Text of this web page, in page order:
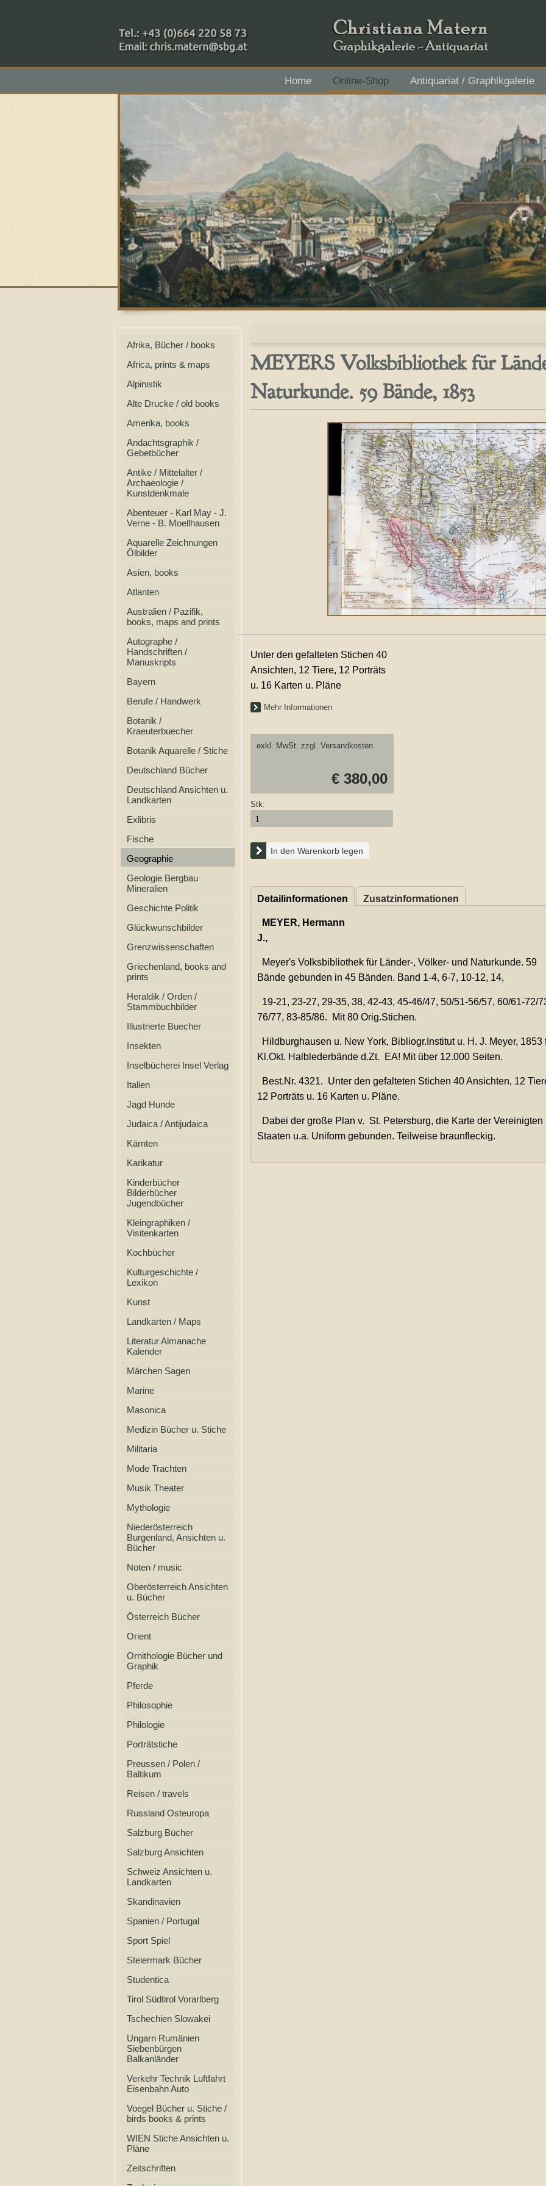
+43 (0)664 220 58 73
Home Online-Shop
Antiquariat / Graphikgalerie
Zahlungsmethoden: RAIBA - Flachgau Mitte - IBAN AT43 3501 5000 2611 3027, BIC
Afrika, Bücher / books
Africa, prints & maps
Alpinistik
Alte Drucke / old books
Amerika, books
Andachtsgraphik /
Gebetbücher
Antike / Mittelalter /
Archaeologie /
Kunstdenkmale
Abenteuer - Karl May - J.
Verne - B. Moellhausen
Aquarelle Zeichnungen
Ölbilder
Asien, books
Atlanten
Australien / Pazifik,
books, maps and prints
Autographe /
Handschriften /
Manuskripts
Bayern
Berufe / Handwerk
Botanik /
Kraeuterbuecher
Botanik Aquarelle / Stiche
Deutschland Bücher
Deutschland Ansichten u.
Landkarten
Exlibris
Fische
Geographie
Geologie Bergbau
Mineralien
Geschichte Politik
Glückwunschbilder
Grenzwissenschaften
Griechenland, books and
prints
Heraldik / Orden /
Stammbuchbilder
Illustrierte Buecher
Insekten
Inselbücherei Insel Verlag
Italien
Jagd Hunde
Judaica / Antijudaica
Kärnten
Karikatur
Kinderbücher
Bilderbücher
Jugendbücher
Kleingraphiken /
Visitenkarten
Kochbücher
Kulturgeschichte /
Lexikon
Kunst
Landkarten / Maps
Literatur Almanache
Kalender
Märchen Sagen
Marine
Masonica
Medizin Bücher u. Stiche
Militaria
Mode Trachten
Musik Theater
Mythologie
Niederösterreich
Burgenland, Ansichten u.
Bücher
Noten / music
Oberösterreich Ansichten
u. Bücher
Österreich Bücher
Orient
Ornithologie Bücher und
Graphik
Pferde
Philosophie
Philologie
Porträtstiche
Preussen / Polen /
Baltikum
Reisen / travels
Russland Osteuropa
Salzburg Bücher
Salzburg Ansichten
Schweiz Ansichten u.
Landkarten
Skandinavien
Spanien / Portugal
Sport Spiel
Steiermark Bücher
Studentica
Tirol Südtirol Vorarlberg
Tschechien Slowakei
Ungarn Rumänien
Siebenbürgen
Balkanländer
Verkehr Technik Luftfahrt
Eisenbahn Auto
Voegel Bücher u. Stiche /
birds books & prints
WIEN Stiche Ansichten u.
Pläne
Zeitschriften
MEYERS Volksbibliothek für
Naturkunde. 59 Bände, 1853
Unter den gefalteten Stichen 40
Ansichten, 12 Tiere, 12 Porträts
u. 16 Karten u. Pläne
Mehr Informationen
exkl. MwSt. zzgl. Versandkosten
€ 380,00
Stk:
In den Warenkorb legen
Detailinformationen Zusatzinformationen
MEYER, Hermann
J.,
Meyer's Volksbibliothek für Länder-, Völker- und Naturkunde. 59
Bände gebunden in 45 Bänden. Band 1-4, 6-7, 10-12, 14,
19-21, 23-27, 29-35, 38, 42-43, 45-46/47, 50/51-56/57, 60/61-72/
76/77, 83-85/86. Mit 80 Orig.Stichen.
Hildburghausen u. New York, Bibliogr.Institut u. H. J. Meyer, 1853
Kl.Okt. Halblederbände d.Zt. EA! Mit über 12.000 Seiten.
Best.Nr. 4321. Unter den gefalteten Stichen 40 Ansichten, 12
12 Porträts u. 16 Karten u. Pläne.
Dabei der große Plan v. St. Petersburg, die Karte der Vereinigten
Staaten u.a. Uniform gebunden. Teilweise braunfleckig.